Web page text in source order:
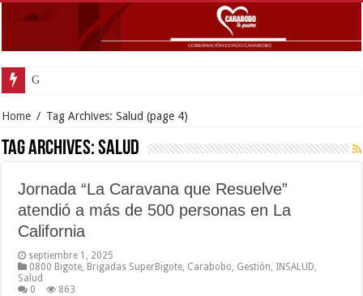
Gobernador Lacava y alcaldesa Riera supervisaron avances de reconst
Home / Tag Archives: Salud (page 4)
Tag Archives:Salud
Jornada “La Caravana que Resuelve”
atendió a más de 500 personas en La
California
septiembre 1, 2025
0800 Bigote Brigadas SuperBigote Carabobo Gestión INSALUD
Salud
0
863